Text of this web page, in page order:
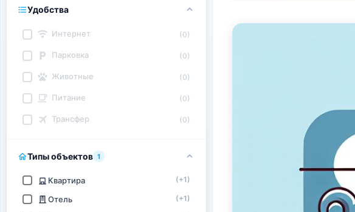
Удобства
Интернет (0)
Парковка (0)
Животные (0)
Питание (0)
Трансфер (0)
Типы объектов 1
Квартира (+1)
Отель (+1)